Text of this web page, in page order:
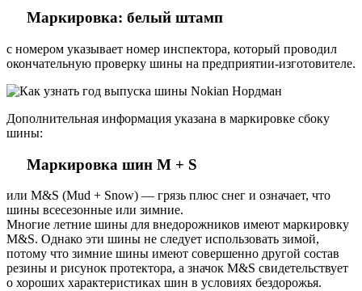
Маркировка: белый штамп
с номером указывает номер инспектора, который проводил
окончательную проверку шины на предприятии-изготовителе.
Дополнительная информация указана в маркировке сбоку
шины:
Маркировка шин M + S
или M&S (Mud + Snow) — грязь плюс снег и означает, что
шины всесезонные или зимние.
Многие летние шины для внедорожников имеют маркировку
M&S. Однако эти шины не следует использовать зимой,
потому что зимние шины имеют совершенно другой состав
резины и рисунок протектора, а значок M&S свидетельствует
о хороших характеристиках шин в условиях бездорожья.